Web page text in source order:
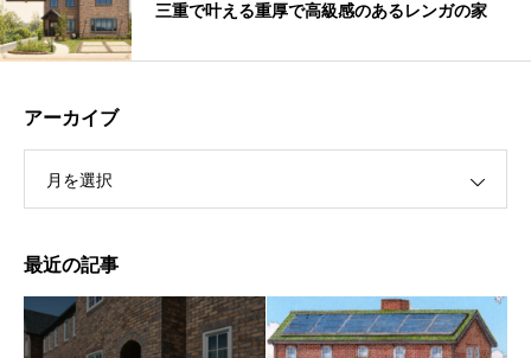
三重で叶える重厚で高級感のあるレンガの家
アーカイブ
月を選択
最近の記事